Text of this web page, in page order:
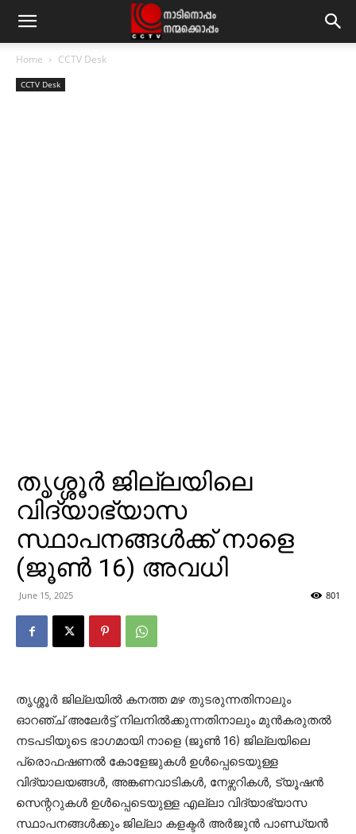
Home CCTV Desk
CCTV Desk
തൃശ്ശൂര്‍ ജില്ലയിലെ
വിദ്യാഭ്യാസ
സ്ഥാപനങ്ങള്‍ക്ക് നാളെ
(ജൂണ്‍ 16) അവധി
June 15, 2025 801
തൃശ്ശൂര്‍ ജില്ലയില്‍ കനത്ത മഴ തുടരുന്നതിനാലും
ഓറഞ്ച് അലേര്‍ട്ട് നിലനില്‍ക്കുന്നതിനാലും മുന്‍കരുതല്‍
നടപടിയുടെ ഭാഗമായി നാളെ (ജൂണ്‍ 16) ജില്ലയിലെ
പ്രൊഫഷണല്‍ കോളേജുകള്‍ ഉള്‍പ്പെടെയുള്ള
വിദ്യാലയങ്ങള്‍, അങ്കണവാടികള്‍, നേഴ്സറികള്‍, ട്യൂഷന്‍
സെന്ററുകള്‍ ഉള്‍പ്പെടെയുള്ള എല്ലാ വിദ്യാഭ്യാസ
സ്ഥാപനങ്ങള്‍ക്കും ജില്ലാ കളക്ടര്‍ അര്‍ജുന്‍ പാണ്ഡ്യന്‍